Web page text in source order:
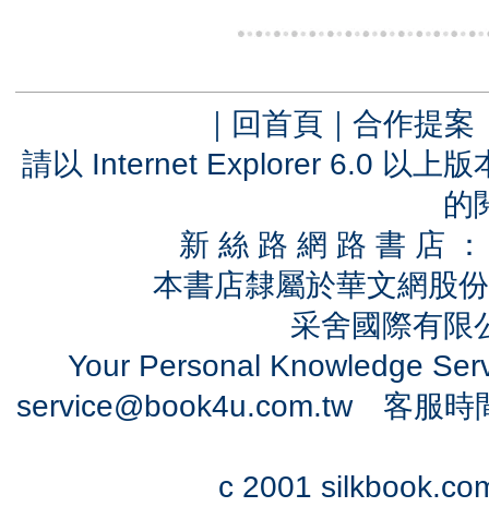
｜ 回首頁 ｜ 合作提案
請以 Internet Explorer 6.0 以上
的
新 絲 路 網 路 書 店
本書店隸屬於華文網股
采舍國際有
Your Personal Knowledge
service@book4u.com.tw客服時
c 2001